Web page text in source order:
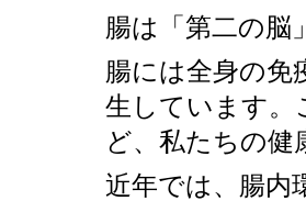
腸は「第二の脳
腸には全身の免
生しています。
ど、私たちの健
近年では、腸内